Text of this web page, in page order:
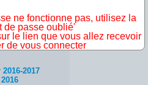
ne fonctionne pas, utilisez la
de passe oublié'
le lien que vous allez recevoir
de vous connecter
2017